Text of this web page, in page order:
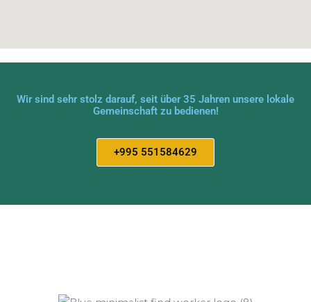
Wir sind sehr stolz darauf, seit über 35 Jahren unsere lokale
Gemeinschaft zu bedienen!
+995 551584629